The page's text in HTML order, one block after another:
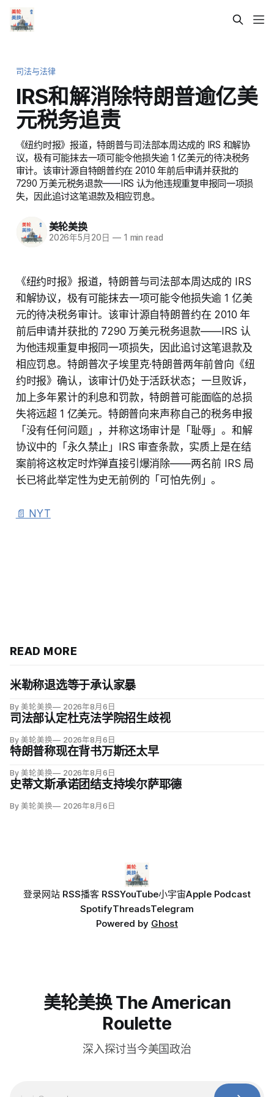
司法与法律
IRS和解消除特朗普逾亿美
元税务追责
《纽约时报》报道，特朗普与司法部本周达成的 IRS 和解协
议，极有可能抹去一项可能令他损失逾 1 亿美元的待决税务
审计。该审计源自特朗普约在 2010 年前后申请并获批的
7290 万美元税务退款——IRS 认为他违规重复申报同一项损
失，因此追讨这笔退款及相应罚息。
美轮美换
2026年5月20日 —1 min read
《纽约时报》报道，特朗普与司法部本周达成的 IRS
和解协议，极有可能抹去一项可能令他损失逾 1 亿美
元的待决税务审计。该审计源自特朗普约在 2010 年
前后申请并获批的 7290 万美元税务退款——IRS 认
为他违规重复申报同一项损失，因此追讨这笔退款及
相应罚息。特朗普次子埃里克·特朗普两年前曾向《纽
约时报》确认，该审计仍处于活跃状态；一旦败诉，
加上多年累计的利息和罚款，特朗普可能面临的总损
失将远超 1 亿美元。特朗普向来声称自己的税务申报
「没有任何问题」，并称这场审计是「耻辱」。和解
协议中的「永久禁止」IRS 审查条款，实质上是在结
案前将这枚定时炸弹直接引爆消除——两名前 IRS 局
长已将此举定性为史无前例的「可怕先例」。
📄 NYT
READ MORE
米勒称退选等于承认家暴
By 美轮美换 2026年8月6日
司法部认定杜克法学院招生歧视
By 美轮美换 2026年8月6日
特朗普称现在背书万斯还太早
By 美轮美换 2026年8月6日
史蒂文斯承诺团结支持埃尔萨耶德
By 美轮美换 2026年8月6日
登录网站 RSS播客 RSSYouTube小宇宙Apple Podcast
SpotifyThreadsTelegram
Powered by Ghost
美轮美换 The American
Roulette
深入探讨当今美国政治